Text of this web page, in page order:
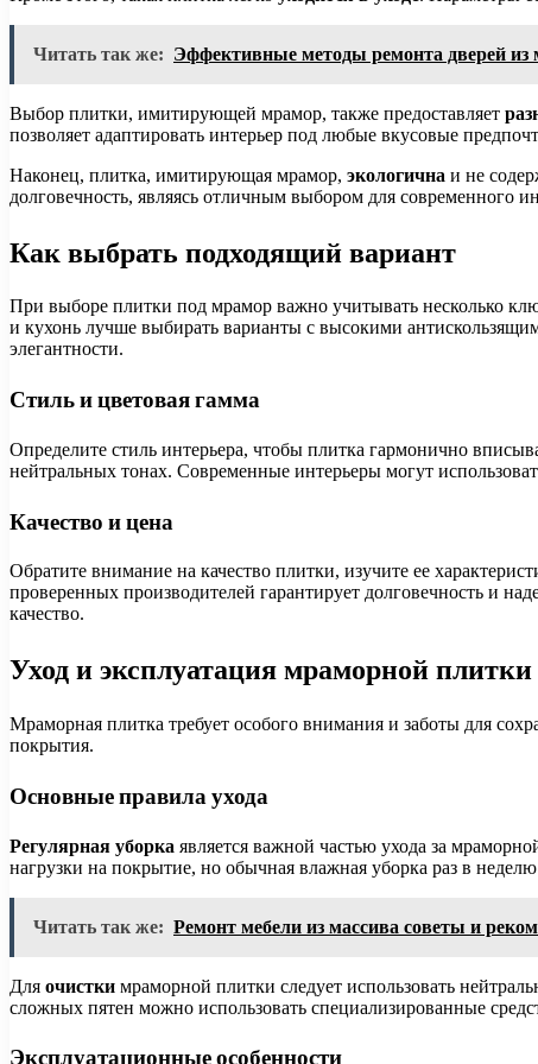
Читать так же: Эффективные методы ремонта дверей из
Выбор плитки, имитирующей мрамор, также предоставляет
позволяет адаптировать интерьер под любые вкусовые
Наконец, плитка, имитирующая мрамор, экологична и не
долговечность, являясь отличным выбором для современного
Как выбрать подходящий вариант
При выборе плитки под мрамор важно учитывать несколько
и кухонь лучше выбирать варианты с высокими
элегантности.
Стиль и цветовая гамма
Определите стиль интерьера, чтобы плитка гармонично
нейтральных тонах. Современные интерьеры могут
Качество и цена
Обратите внимание на качество плитки, изучите ее
проверенных производителей гарантирует долговечность и
качество.
Уход и эксплуатация мраморной плитки
Мраморная плитка требует особого внимания и заботы для
покрытия.
Основные правила ухода
Регулярная уборка является важной частью ухода за
нагрузки на покрытие, но обычная влажная уборка раз в
Читать так же: Ремонт мебели из массива советы и
Для очистки мраморной плитки следует использовать
сложных пятен можно использовать специализированные